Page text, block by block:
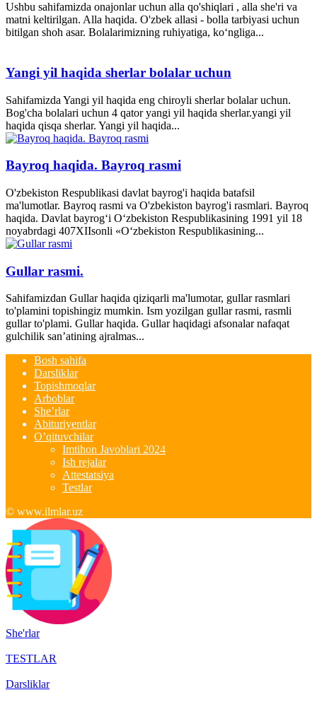
Ushbu sahifamizda onajonlar uchun alla qo'shiqlari , alla she'ri va
matni keltirilgan. Alla haqida. O'zbek allasi - bolla tarbiyasi uchun
bitilgan shoh asar. Bolalarimizning ruhiyatiga, ko‘ngliga...
Yangi yil haqida sherlar bolalar uchun
Sahifamizda Yangi yil haqida eng chiroyli sherlar bolalar uchun.
Bog'cha bolalari uchun 4 qator yangi yil haqida sherlar.yangi yil
haqida qisqa sherlar. Yangi yil haqida...
Bayroq haqida. Bayroq rasmi
O'zbekiston Respublikasi davlat bayrog'i haqida batafsil
ma'lumotlar. Bayroq rasmi va O'zbekiston bayrog'i rasmlari. Bayroq
haqida. Davlat bayrog‘i O‘zbekiston Respublikasining 1991 yil 18
noyabrdagi 407­XII­sonli «O‘zbekiston Respublikasining...
Gullar rasmi.
Sahifamizdan Gullar haqida qiziqarli ma'lumotar, gullar rasmlari
to'plamini topishingiz mumkin. Ism yozilgan gullar rasmi, rasmli
gullar to'plami. Gullar haqida. Gullar haqidagi afsonalar nafaqat
gulchilik san’atining ajralmas...
Bosh sahifa
Darsliklar
Topishmoqlar
Arboblar
She’rlar
Abituriyentlar
O’qituvchilar
Imtihon Javoblari 2024
Ish rejalar
Attestatsiya
Testlar
© www.ilmlar.uz
She'rlar
TESTLAR
Darsliklar